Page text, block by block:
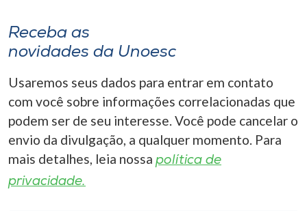
Receba as
novidades da Unoesc
Usaremos seus dados para entrar em contato
com você sobre informações correlacionadas que
podem ser de seu interesse. Você pode cancelar o
envio da divulgação, a qualquer momento. Para
mais detalhes, leia nossa política de
privacidade.